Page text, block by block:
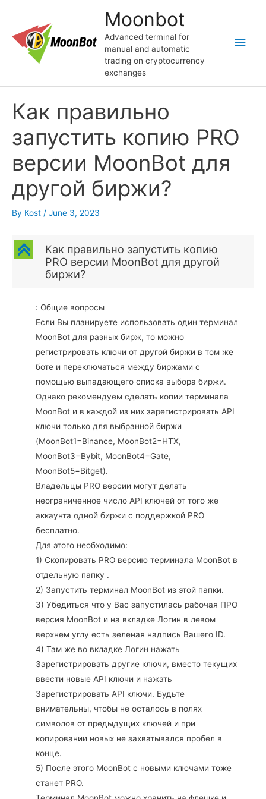
content
Moonbot
Advanced terminal for
manual and automatic
trading on cryptocurrency
exchanges
Main
Как правильно
запустить копию PRO
версии MoonBot для
другой биржи?
By Kost / June 3, 2023
C
Как правильно запустить копию
PRO версии MoonBot для другой
биржи?
: Общие вопросы
Если Вы планируете использовать один терминал
MoonBot для разных бирж, то можно
регистрировать ключи от другой биржи в том же
боте и переключаться между биржами с
помощью выпадающего списка выбора биржи.
Однако рекомендуем сделать копии терминала
MoonBot и в каждой из них зарегистрировать API
ключи только для выбранной биржи
(MoonBot1=Binance, MoonBot2=HTX,
MoonBot3=Bybit, MoonBot4=Gate,
MoonBot5=Bitget).
Владельцы PRO версии могут делать
неограниченное число API ключей от того же
аккаунта одной биржи с поддержкой PRO
бесплатно.
Для этого необходимо:
1) Скопировать PRO версию терминала MoonBot в
отдельную папку .
2) Запустить терминал MoonBot из этой папки.
3) Убедиться что у Вас запустилась рабочая ПРО
версия MoonBot и на вкладке Логин в левом
верхнем углу есть зеленая надпись Вашего ID.
4) Там же во вкладке Логин нажать
Зарегистрировать другие ключи, вместо текущих
ввести новые API ключи и нажать
Зарегистрировать API ключи. Будьте
внимательны, чтобы не осталось в полях
символов от предыдущих ключей и при
копировании новых не захватывался пробел в
конце.
5) После этого MoonBot с новыми ключами тоже
станет PRO.